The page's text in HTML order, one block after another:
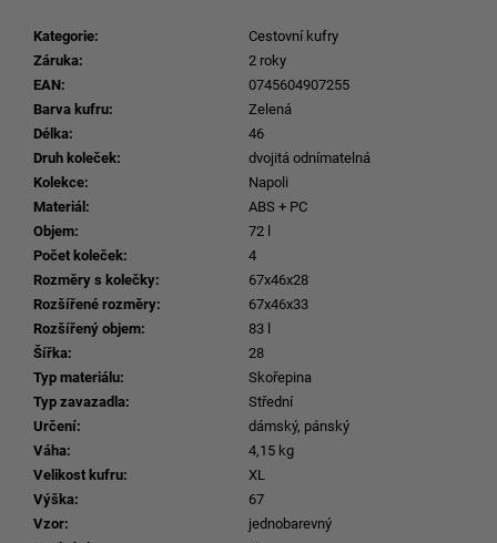
Kategorie:
Cestovní kufry
Záruka:
2 roky
EAN:
0745604907255
Barva kufru:
Zelená
Délka:
46
Druh koleček:
dvojitá odnímatelná
Kolekce:
Napoli
Materiál:
ABS + PC
Objem:
72 l
Počet koleček:
4
Rozměry s kolečky:
67x46x28
Rozšířené rozměry:
67x46x33
Rozšířený objem:
83 l
Šířka:
28
Typ materiálu:
Skořepina
Typ zavazadla:
Střední
Určení:
dámský, pánský
Váha:
4,15 kg
Velikost kufru:
XL
Výška:
67
Vzor:
jednobarevný